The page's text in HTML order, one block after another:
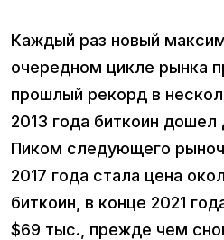
Каждый раз новый
очередном цикле рынка
прошлый рекорд в
2013 года биткоин
Пиком следующего
2017 года стала цена
биткоин, в конце 2021
$69 тыс., прежде чем